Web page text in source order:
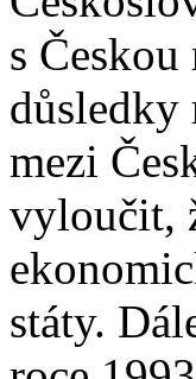
s
důsledky
mezi
vyloučit,
státy.